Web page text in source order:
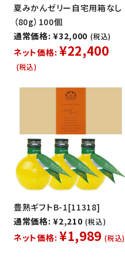
夏みかんゼリー自宅用箱なし
（80g）100個
通常価格: ¥32,000 (税込)
ネット価格: ¥22,400
(税込)
豊熟ギフトB-1[11318]
通常価格: ¥2,210 (税込)
ネット価格: ¥1,989 (税込)